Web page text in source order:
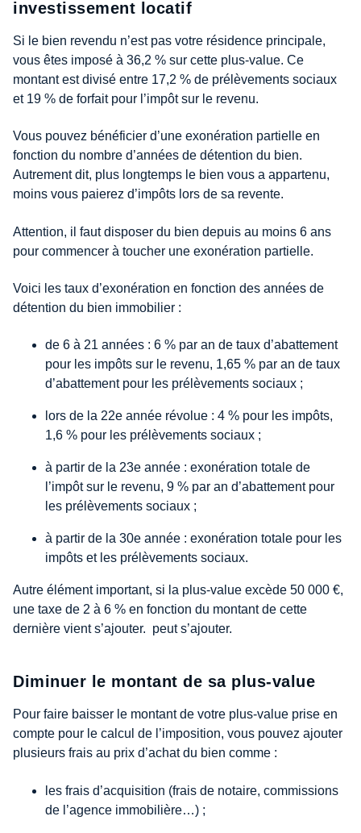
investissement locatif
Si le bien revendu n’est pas votre résidence principale,
vous êtes imposé à 36,2 % sur cette plus-value. Ce
montant est divisé entre 17,2 % de prélèvements sociaux
et 19 % de forfait pour l’impôt sur le revenu.
Vous pouvez bénéficier d’une exonération partielle en
fonction du nombre d’années de détention du bien.
Autrement dit, plus longtemps le bien vous a appartenu,
moins vous paierez d’impôts lors de sa revente.
Attention, il faut disposer du bien depuis au moins 6 ans
pour commencer à toucher une exonération partielle.
Voici les taux d’exonération en fonction des années de
détention du bien immobilier :
de 6 à 21 années : 6 % par an de taux d’abattement
pour les impôts sur le revenu, 1,65 % par an de taux
d’abattement pour les prélèvements sociaux ;
lors de la 22e année révolue : 4 % pour les impôts,
1,6 % pour les prélèvements sociaux ;
à partir de la 23e année : exonération totale de
l’impôt sur le revenu, 9 % par an d’abattement pour
les prélèvements sociaux ;
à partir de la 30e année : exonération totale pour les
impôts et les prélèvements sociaux.
Autre élément important, si la plus-value excède 50 000 €,
une taxe de 2 à 6 % en fonction du montant de cette
dernière vient s’ajouter. peut s’ajouter.
Diminuer le montant de sa plus-value
Pour faire baisser le montant de votre plus-value prise en
compte pour le calcul de l’imposition, vous pouvez ajouter
plusieurs frais au prix d’achat du bien comme :
les frais d’acquisition (frais de notaire, commissions
de l’agence immobilière…) ;